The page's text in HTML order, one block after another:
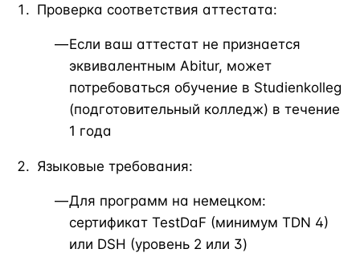
Проверка соответствия аттестата:
Если ваш аттестат не признается
эквивалентным Abitur, может
потребоваться обучение в Studienkolleg
(подготовительный колледж) в течение
1 года
Языковые требования:
Для программ на немецком:
сертификат TestDaF (минимум TDN 4)
или DSH (уровень 2 или 3)